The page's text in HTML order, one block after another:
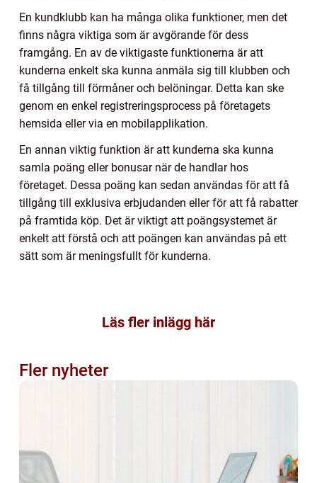
En kundklubb kan ha många olika funktioner, men det
finns några viktiga som är avgörande för dess
framgång. En av de viktigaste funktionerna är att
kunderna enkelt ska kunna anmäla sig till klubben och
få tillgång till förmåner och belöningar. Detta kan ske
genom en enkel registreringsprocess på företagets
hemsida eller via en mobilapplikation.
En annan viktig funktion är att kunderna ska kunna
samla poäng eller bonusar när de handlar hos
företaget. Dessa poäng kan sedan användas för att få
tillgång till exklusiva erbjudanden eller för att få rabatter
på framtida köp. Det är viktigt att poängsystemet är
enkelt att förstå och att poängen kan användas på ett
sätt som är meningsfullt för kunderna.
Läs fler inlägg här
Fler nyheter